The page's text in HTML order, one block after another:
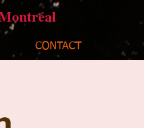
CONTACT